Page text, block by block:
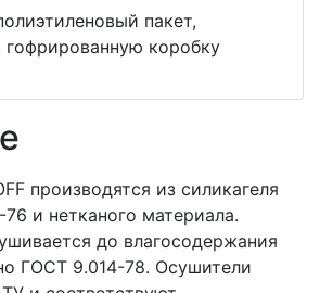
пакет,
гофрированную коробку
производятся из силикагеля
и нетканого материала.
до влагосодержания
ГОСТ 9.014-78. Осушители